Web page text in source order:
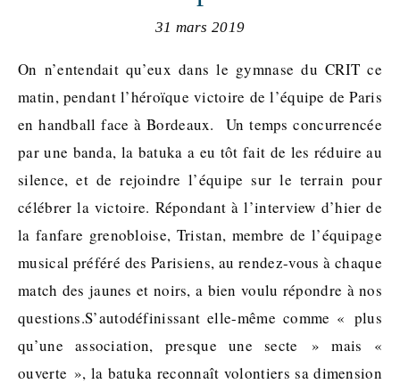
31 mars 2019
On n’entendait qu’eux dans le gymnase du CRIT ce
matin, pendant l’héroïque victoire de l’équipe de Paris
en handball face à Bordeaux. Un temps concurrencée
par une banda, la batuka a eu tôt fait de les réduire au
silence, et de rejoindre l’équipe sur le terrain pour
célébrer la victoire. Répondant à l’interview d’hier de
la fanfare grenobloise, Tristan, membre de l’équipage
musical préféré des Parisiens, au rendez-vous à chaque
match des jaunes et noirs, a bien voulu répondre à nos
questions.S’autodéfinissant elle-même comme « plus
qu’une association, presque une secte » mais «
ouverte », la batuka reconnaît volontiers sa dimension